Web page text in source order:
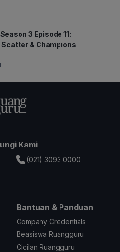
3 Episode 11:
& Champions
Kami
(021) 3093 0000
Bantuan & Panduan
Company Credentials
Beasiswa Ruangguru
Cicilan Ruangguru